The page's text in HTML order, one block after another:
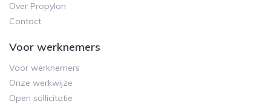
Over Propylon
Contact
Voor werknemers
Voor werknemers
Onze werkwijze
Open sollicitatie